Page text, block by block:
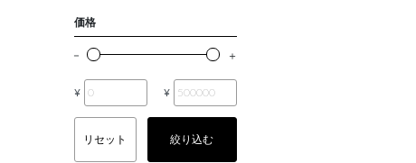
トルマリン
オパール
価格
¥ ¥
リセット 絞り込む